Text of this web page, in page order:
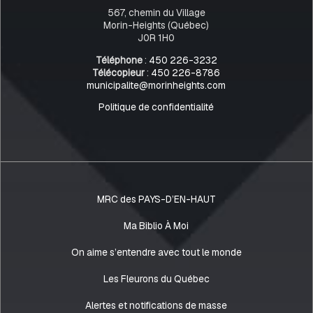
567, chemin du Village
Morin-Heights (Québec)
J0R 1H0
Téléphone: 450 226-3232
Télécopieur: 450 226-8786
municipalite@morinheights.com
Politique de confidentialité
MRC des PAYS-D’EN-HAUT
Ma Biblio À Moi
On aime s’entendre avec tout le monde
Les Fleurons du Québec
Alertes et notifications de masse